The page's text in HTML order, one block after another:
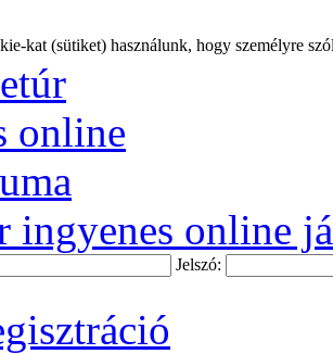
kat (sütiket) használunk, hogy személyre
ingyenes online
Jelszó: